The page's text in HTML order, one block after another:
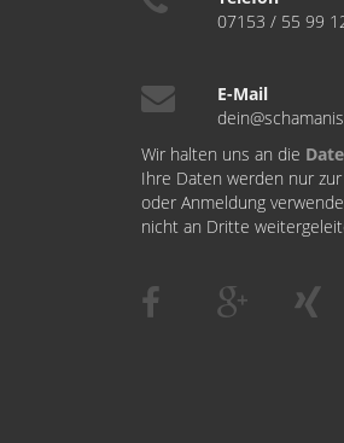
07153 / 55 99
E-Mail
Wir halten uns an die
Ihre Daten werden nur
oder Anmeldung
nicht an Dritte